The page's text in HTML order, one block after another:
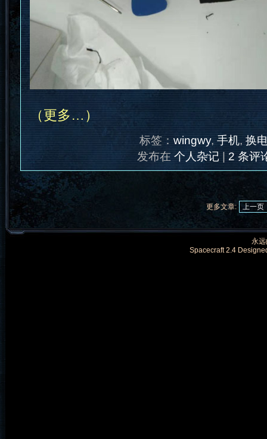
（更多…）
标签： wingwy, 手机, 换
发布在 个人杂记 | 2 条评
更多文章: 上一页
永
Spacecraft 2.4